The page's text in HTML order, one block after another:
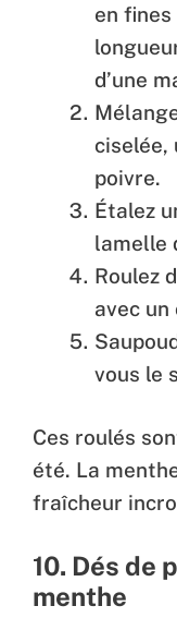
en
d’une
ciselée,
poivre.
Étalez
lamelle
Roulez
avec un
vous le
Ces roulés
été. La
fraîcheur
10. Dés de
menthe